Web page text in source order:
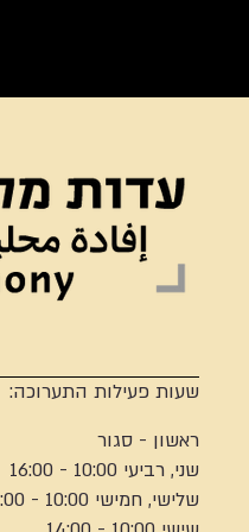
שעות פעילות התערוכה:
ראשון - סגור
שני, רביעי 10:00 - 16:00
שלישי, חמישי 10:00 - 21:00